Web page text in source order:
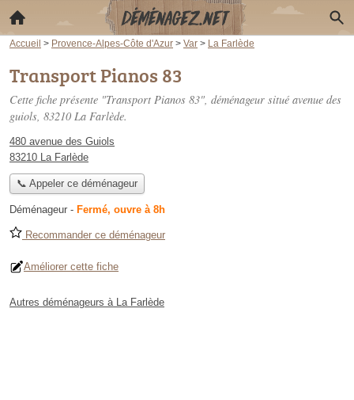
Accueil > Provence-Alpes-Côte d'Azur > Var > La Farlède
Transport Pianos 83
Cette fiche présente "Transport Pianos 83", déménageur situé avenue des
guiols, 83210 La Farlède.
480 avenue des Guiols
83210 La Farlède
📞 Appeler ce déménageur
Déménageur - Fermé, ouvre à 8h
Recommander ce déménageur
Améliorer cette fiche
Autres déménageurs à La Farlède